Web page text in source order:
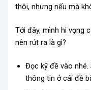
thôi, nhưng nếu mà
Tới đây, mình hi vọng
nên rút ra là gì?
Đọc kỹ đề vào
thông tin ở cái đề